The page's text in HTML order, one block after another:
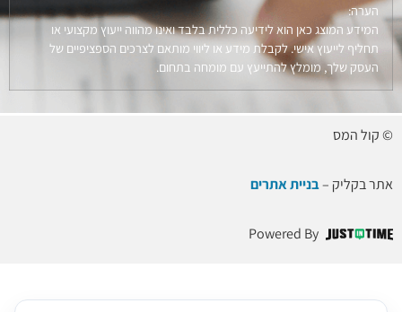
הערה:
המידע המוצג כאן הוא לידיעה כללית בלבד ואינו מהווה ייעוץ מקצועי או
תחליף לייעוץ אישי. לקבלת מידע או ליווי מותאם לצרכים הספציפיים של
העסק שלך, מומלץ להתייעץ עם מומחה בתחום.
© קול המס
אתר בקליק –בניית אתרים
Powered By